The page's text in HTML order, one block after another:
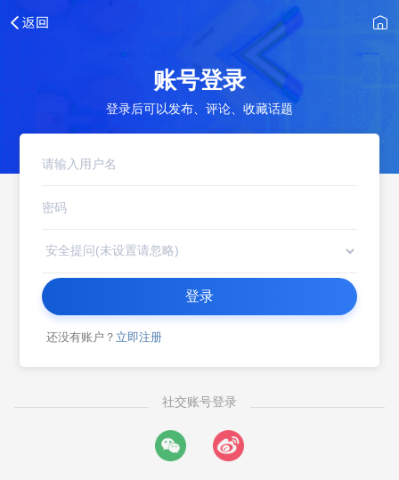
账号登录
登录后可以发布、评论、收藏话题
登录
还没有账户？ 立即注册
社交账号登录